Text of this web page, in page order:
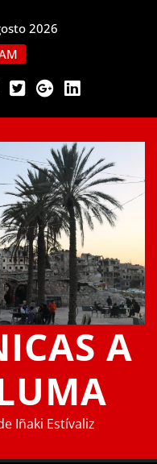
2026
A
Iñaki Estívaliz